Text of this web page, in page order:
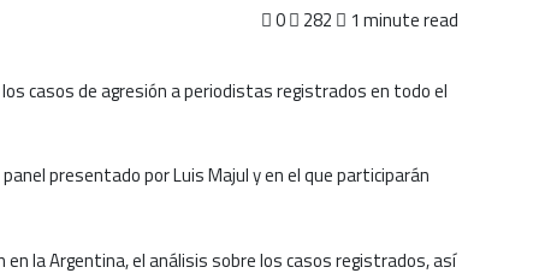
0 282
1 minute read
casos de agresión a periodistas registrados en todo el
presentado por Luis Majul y en el que participarán
la Argentina, el análisis sobre los casos registrados, así